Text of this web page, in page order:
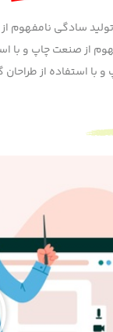
سادگی نامفهوم
از صنعت چاپ و با
با استفاده از